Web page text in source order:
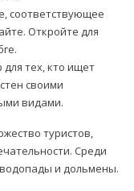
соответствующее
Откройте для
.
тех, кто ищет
своими
видами.
туристов,
Среди
и дольмены.